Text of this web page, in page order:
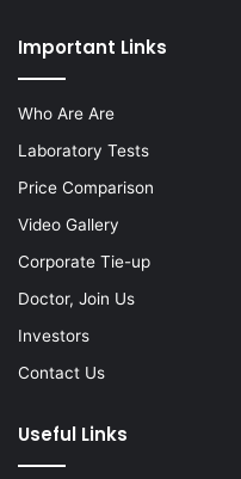
Important Links
Who Are Are
Laboratory Tests
Price Comparison
Video Gallery
Corporate Tie-up
Doctor, Join Us
Investors
Contact Us
Useful Links